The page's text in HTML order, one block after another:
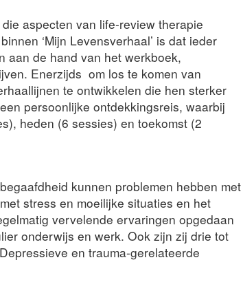
aspecten van life-review therapie
‘Mijn Levensverhaal’ is dat ieder
aan de hand van het werkboek,
Enerzijds om los te komen van
te ontwikkelen die hen sterker
persoonlijke ontdekkingsreis, waarbij
heden (6 sessies) en toekomst (2
kunnen problemen hebben met
stress en moeilijke situaties en het
vervelende ervaringen opgedaan
onderwijs en werk. Ook zijn zij drie tot
en trauma-gerelateerde